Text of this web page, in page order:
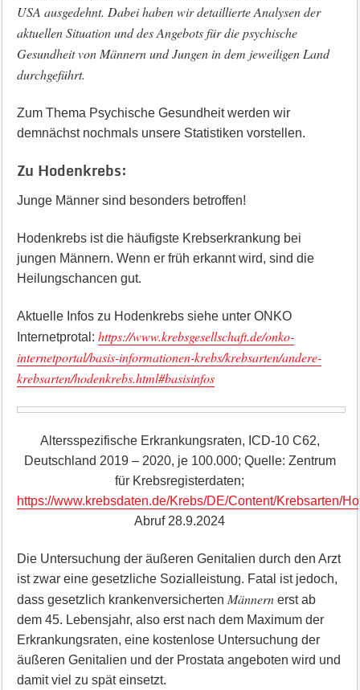
USA ausgedehnt. Dabei haben wir detaillierte Analysen der
aktuellen Situation und des Angebots für die psychische
Gesundheit von Männern und Jungen in dem jeweiligen Land
durchgeführt.
Zum Thema Psychische Gesundheit werden wir
demnächst nochmals unsere Statistiken vorstellen.
Zu Hodenkrebs:
Junge Männer sind besonders betroffen!
Hodenkrebs ist die häufigste Krebserkrankung bei
jungen Männern. Wenn er früh erkannt wird, sind die
Heilungschancen gut.
Aktuelle Infos zu Hodenkrebs siehe unter ONKO
Internetprotal: https://www.krebsgesellschaft.de/onko-
internetportal/basis-informationen-krebs/krebsarten/andere-
krebsarten/hodenkrebs.html#basisinfos
Altersspezifische Erkrankungsraten, ICD-10 C62,
Deutschland 2019 – 2020, je 100.000; Quelle: Zentrum
für Krebsregisterdaten;
https://www.krebsdaten.de/Krebs/DE/Content/Krebsarten/
Abruf 28.9.2024
Die Untersuchung der äußeren Genitalien durch den Arzt
ist zwar eine gesetzliche Sozialleistung. Fatal ist jedoch,
dass gesetzlich krankenversicherten Männern erst ab
dem 45. Lebensjahr, also erst nach dem Maximum der
Erkrankungsraten, eine kostenlose Untersuchung der
äußeren Genitalien und der Prostata angeboten wird und
damit viel zu spät einsetzt.